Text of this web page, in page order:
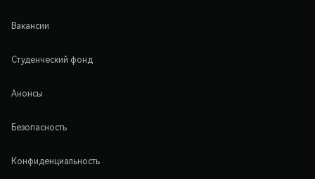
Вакансии
Студенческий фонд
Анонсы
Безопасность
Конфиденциальность